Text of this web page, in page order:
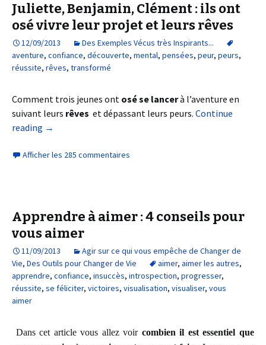
Juliette, Benjamin, Clément : ils ont
osé vivre leur projet et leurs rêves
12/09/2013
Des Exemples Vécus très Inspirants...
aventure, confiance, découverte, mental, pensées, peur, peurs,
réussite, rêves, transformé
Comment trois jeunes ont osé se lancerà l’aventure en
suivant leurs rêves et dépassant leurs peurs. Continue
reading →
Afficher les 285 commentaires
Apprendre à aimer : 4 conseils pour
vous aimer
11/09/2013
Agir sur ce qui vous empêche de Changer de
Vie, Des Outils pour Changer de Vie aimer, aimer les autres,
apprendre, confiance, insuccès, introspection, progresser,
réussite, se féliciter, victoires, visualisation, visualiser, vous
aimer
Dans cet article vous allez voir combien il est essentiel que